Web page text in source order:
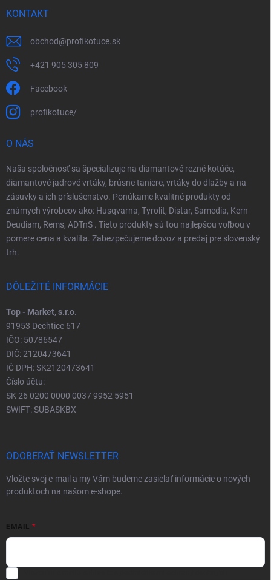
KONTAKT
obchod@profikotuce.sk
+421 905 305 809
Facebook
profikotuce/
O NÁS
Naša spoločnosť sa špecializuje na diamantové rezné kotúče,
diamantové jadrové vrtáky, brúsne taniere, vrtáky do dlažby a na
zásuvky a ich príslušenstvo. Ponúkame kvalitné produkty od
známych výrobcov ako: Husqvarna, Tyrolit, Distar, Samedia, Kern
Deudiam, Rems, ADTnS . Tieto produkty sú tou najlepšou voľbou v
pomere cena a kvalita. Zabezpečujeme dovoz a predaj pre slovenský
trh.
DÔLEŽITÉ INFORMÁCIE
Top - Market, s.r.o.
91953 Dechtice 617
IČO: 50786547
DIČ: 2120473641
IČ DPH: SK2120473641
Číslo účtu:
SK 26 0200 0000 0037 9952 5951
SWIFT: SUBASKBX
ODOBERAŤ NEWSLETTER
Vložte svoj e-mail a my Vám budeme zasielať informácie o nových
produktoch na našom e-shope.
EMAIL